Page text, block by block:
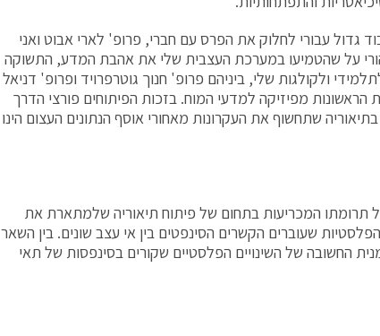
גדול עבורי לחלוק את הפרס עם חברי, פרופ' לארי אבוט ואני
על שהטמיעו במערכת העצבית שלי את אהבת המדע, התשוקה
ולקולגות שלי, ביניהם פרופ' חנוך גוטרפרויד ופרופ' דניאל
מפיזיקה למדעי המוח. בזכות הפיתוחים פורצי הדרך
שתחשוף את העקרונות מאחורי אוסף הנתונים העצום הינו
תרומתו המכריעות בתחום של פיתוח תיאוריה שלמתארת את
שעוברים הקשרים הסינפטים בין אי עצב שונים. בין השאר
החשובה של השינויים הפלסטיים שקורים בסינפסות של תאי